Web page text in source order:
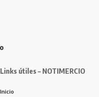
Links útiles – NOTIMERCIO
Inicio